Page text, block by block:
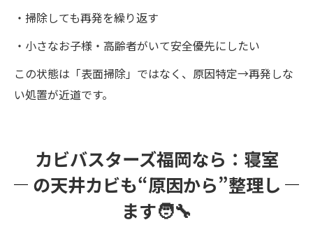
・掃除しても再発を繰り返す
・小さなお子様・高齢者がいて安全優先にしたい
この状態は「表面掃除」ではなく、原因特定→再発しな
い処置が近道です。
カビバスターズ福岡なら：寝室
の天井カビも“原因から”整理し
ます🧑‍🔧